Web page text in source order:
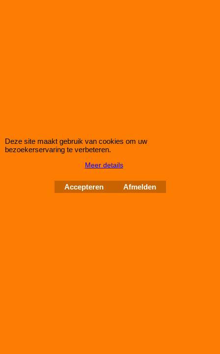
Green Filter ALFA ROMEO 146 1,6L i
Deze site maakt gebruik van cookies om uw
bezoekerservaring te verbeteren.
Meer details
Accepteren Afmelden